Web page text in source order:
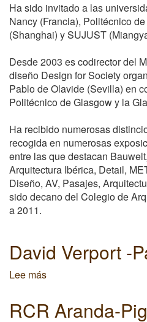
Ha sido invitado a las
Nancy (Francia), Politécnico
(Shanghai) y SUJUST
Desde 2003 es codirector del
diseño Design for Society
Pablo de Olavide (Sevilla) en
Politécnico de Glasgow y la
Ha recibido numerosas
recogida en numerosas
entre las que destacan
Arquitectura Ibérica, Detail,
Diseño, AV, Pasajes,
sido decano del Colegio de
a 2011.
David Verport -
Lee más
Verport
-
RCR Aranda-